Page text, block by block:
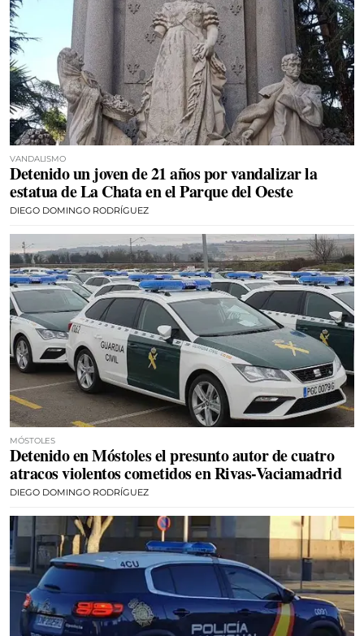
VANDALISMO
Detenido un joven de 21 años por vandalizar la
estatua de La Chata en el Parque del Oeste
DIEGO DOMINGO RODRÍGUEZ
MÓSTOLES
Detenido en Móstoles el presunto autor de cuatro
atracos violentos cometidos en Rivas-Vaciamadrid
DIEGO DOMINGO RODRÍGUEZ